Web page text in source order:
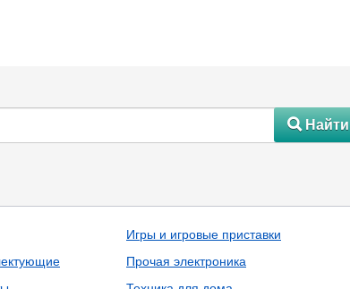
#Найти
Игры и игровые приставки
Прочая электроника